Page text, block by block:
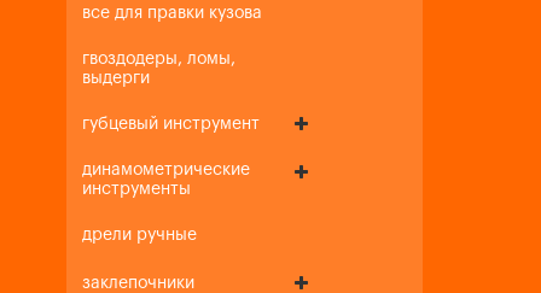
все для правки кузова
гвоздодеры, ломы,
выдерги
губцевый инструмент
динамометрические
инструменты
дрели ручные
заклепочники